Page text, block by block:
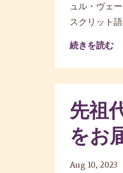
ュル・ヴェ
スクリット
続きを読む
先祖
をお
Aug 10, 2023